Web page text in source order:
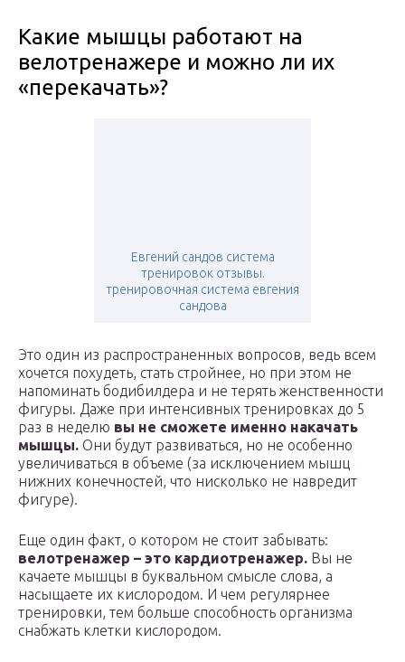
Какие мышцы работают на
велотренажере и можно ли их
«перекачать»?
Евгений сандов система
тренировок отзывы.
тренировочная система евгения
сандова
Это один из распространенных вопросов, ведь всем
хочется похудеть, стать стройнее, но при этом не
напоминать бодибилдера и не терять женственности
фигуры. Даже при интенсивных тренировках до 5
раз в неделю вы не сможете именно накачать
мышцы. Они будут развиваться, но не особенно
увеличиваться в объеме (за исключением мышц
нижних конечностей, что нисколько не навредит
фигуре).
Еще один факт, о котором не стоит забывать:
велотренажер – это кардиотренажер. Вы не
качаете мышцы в буквальном смысле слова, а
насыщаете их кислородом. И чем регулярнее
тренировки, тем больше способность организма
снабжать клетки кислородом.